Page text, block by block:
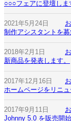
○○○フェアに登壇しま
2021年5月24日
制作アシスタントを
2018年2月1日
新商品を発表します。
2017年12月16日
ホームページをリニュ
2017年9月11日
Johnny 5.0 を販売開